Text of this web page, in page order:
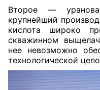
Второе —
крупнейший
кислота широко
скважинном
нее невозможно
технологической